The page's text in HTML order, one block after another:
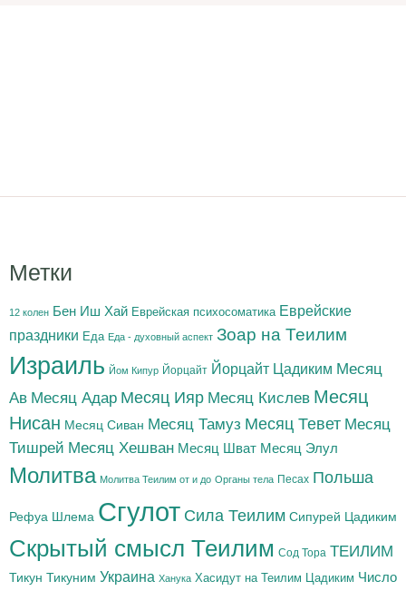
Метки
12 колен Бен Иш Хай Еврейская психосоматика Еврейские
праздники Еда Еда - духовный аспект Зоар на Теилим
Израиль Йом Кипур Йорцайт Йорцайт Цадиким Месяц
Ав Месяц Адар Месяц Ияр Месяц Кислев Месяц
Нисан Месяц Сиван Месяц Тамуз Месяц Тевет Месяц
Тишрей Месяц Хешван Месяц Шват Месяц Элул
Молитва Молитва Теилим от и до Органы тела Песах Польша
Рефуа Шлема Сгулот Сила Теилим Сипурей Цадиким
Скрытый смысл Теилим Сод Тора ТЕИЛИМ
Тикун Тикуним Украина Ханука Хасидут на Теилим Цадиким Число